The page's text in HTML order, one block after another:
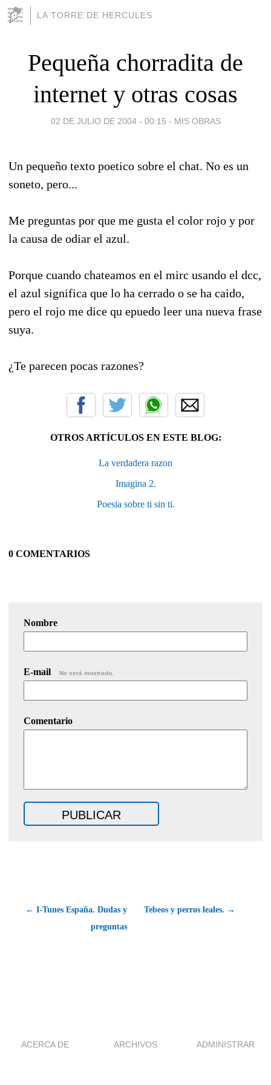
LA TORRE DE HERCULES
Pequeña chorradita de
internet y otras cosas
02 DE JULIO DE 2004 - 00:15 - MIS OBRAS
Un pequeño texto poetico sobre el chat. No es un
soneto, pero...
Me preguntas por que me gusta el color rojo y por
la causa de odiar el azul.
Porque cuando chateamos en el mirc usando el dcc,
el azul significa que lo ha cerrado o se ha caido,
pero el rojo me dice qu epuedo leer una nueva frase
suya.
¿Te parecen pocas razones?
OTROS ARTÍCULOS EN ESTE BLOG:
La verdadera razon
Imagina 2.
Poesia sobre ti sin ti.
0 COMENTARIOS
Nombre
E-mail No será mostrado.
Comentario
← I-Tunes España. Dudas y
preguntas
Tebeos y perros leales. →
ACERCA DE ARCHIVOS ADMINISTRAR